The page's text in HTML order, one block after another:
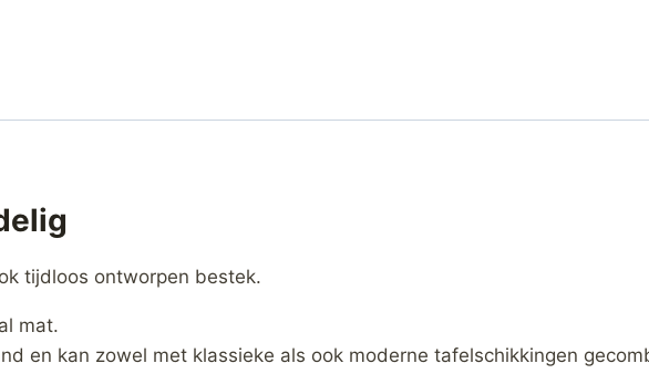
tijdloos ontworpen bestek.
mat.
en kan zowel met klassieke als ook moderne tafelschikkingen